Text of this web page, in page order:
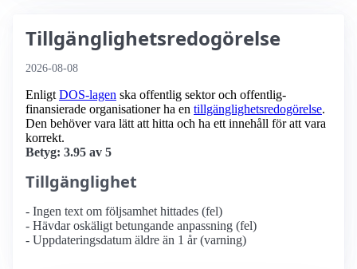
Tillgänglighetsredogörelse
2026-08-08
Enligt DOS-lagen ska offentlig sektor och offentlig­
finansierade organisationer ha en tillgänglighets­redogörelse.
Den behöver vara lätt att hitta och ha ett innehåll för att vara
korrekt.
Betyg: 3.95 av 5
Tillgänglighet
- Ingen text om följsamhet hittades (fel)
- Hävdar oskäligt betungande anpassning (fel)
- Uppdateringsdatum äldre än 1 år (varning)